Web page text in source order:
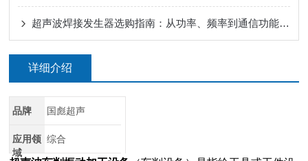
超声波焊接发生器选购指南：从功率、频率到通信功能的全面考量
详细介绍
品牌 国彪超声
应用领
域
综合